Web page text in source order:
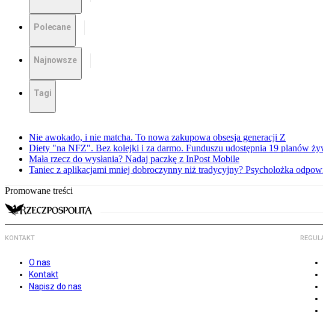
Polecane
Najnowsze
Tagi
Nie awokado, i nie matcha. To nowa zakupowa obsesja generacji Z
Diety "na NFZ". Bez kolejki i za darmo. Funduszu udostępnia 19 planów
Mała rzecz do wysłania? Nadaj paczkę z InPost Mobile
Taniec z aplikacjami mniej dobroczynny niż tradycyjny? Psycholożka
Promowane treści
KONTAKT
O nas
Kontakt
Napisz do nas